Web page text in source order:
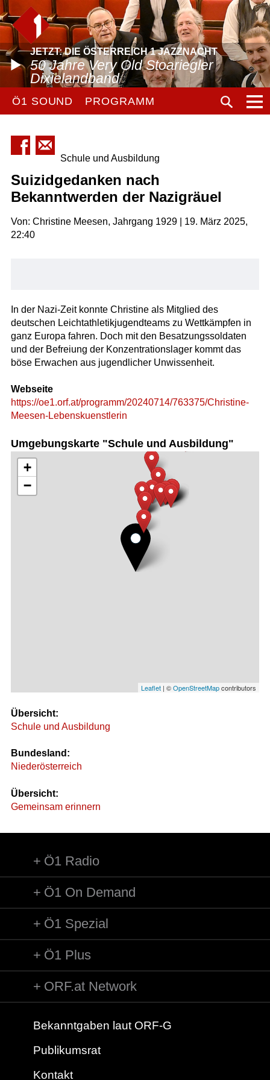
JETZT: DIE ÖSTERREICH 1 JAZZNACHT
50 Jahre Very Old Stoariegler
Dixielandband
Ö1 SOUND PROGRAMM
Schule und Ausbildung
Suizidgedanken nach
Bekanntwerden der Nazigräuel
Von: Christine Meesen, Jahrgang 1929 | 19. März 2025,
22:40
In der Nazi-Zeit konnte Christine als Mitglied des
deutschen Leichtathletikjugendteams zu Wettkämpfen in
ganz Europa fahren. Doch mit den Besatzungssoldaten
und der Befreiung der Konzentrationslager kommt das
böse Erwachen aus jugendlicher Unwissenheit.
Webseite
https://oe1.orf.at/programm/20240714/763375/Christine-
Meesen-Lebenskuenstlerin
Umgebungskarte "Schule und Ausbildung"
+
−
Leaflet | ©OpenStreetMapcontributors
Übersicht:
Schule und Ausbildung
Bundesland:
Niederösterreich
Übersicht:
Gemeinsam erinnern
Ö1 Radio
Ö1 On Demand
Ö1 Spezial
Ö1 Plus
ORF.at Network
Bekanntgaben laut ORF-G
Publikumsrat
Kontakt